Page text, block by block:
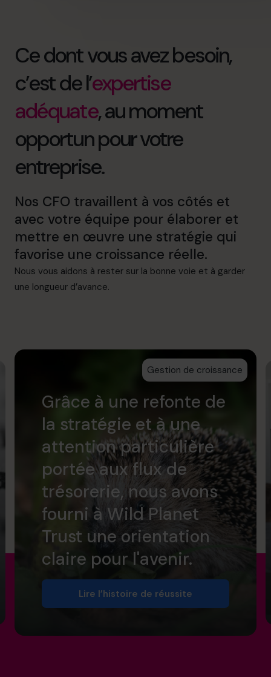
Ce dont vous avez besoin,
c’est de l’expertise
adéquate, au moment
opportun pour votre
entreprise.
Nos CFO travaillent à vos côtés et
avec votre équipe pour élaborer et
mettre en œuvre une stratégie qui
favorise une croissance réelle.
Nous vous aidons à rester sur la bonne voie et à garder
une longueur d’avance.
Gestion de croissance
Grâce à une refonte de
la stratégie et à une
attention particulière
portée aux flux de
trésorerie, nous avons
fourni à Wild Planet
Trust une orientation
claire pour l'avenir.
Lire l’histoire de réussite